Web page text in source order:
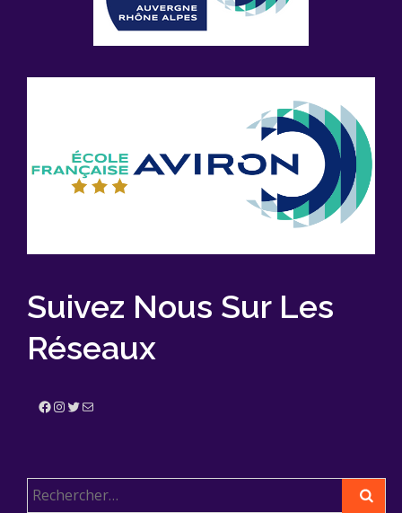
Suivez Nous Sur Les
Réseaux
Facebook InstagramTwitter E-mail
Rechercher :